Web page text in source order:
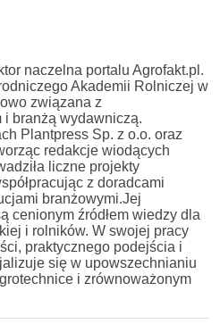
naczelna portalu Agrofakt.pl.
Akademii Rolniczej w
związana z
branżą wydawniczą.
Plantpress Sp. z o.o. oraz
redakcje wiodących
liczne projekty
z doradcami
branżowymi.Jej
cenionym źródłem wiedzy dla
i rolników. W swojej pracy
praktycznego podejścia i
się w upowszechnianiu
i zrównoważonym